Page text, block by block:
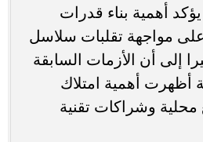
على علاجات GLP-1 يؤكد أهمية بناء قدرات
على مواجهة تقلبات سلاسل
إلى أن الأزمات السابقة
أظهرت أهمية امتلاك
وشراكات تقنية